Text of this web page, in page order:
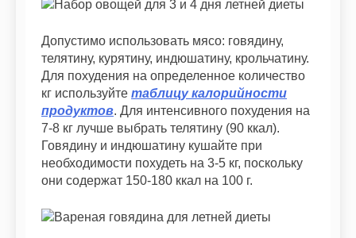
Допустимо использовать мясо: говядину,
телятину, курятину, индюшатину, крольчатину.
Для похудения на определенное количество
кг используйте таблицу калорийности
продуктов. Для интенсивного похудения на
7-8 кг лучше выбрать телятину (90 ккал).
Говядину и индюшатину кушайте при
необходимости похудеть на 3-5 кг, поскольку
они содержат 150-180 ккал на 100 г.